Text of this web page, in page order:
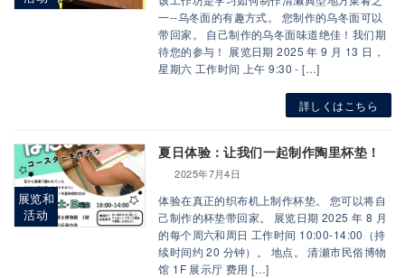
一--乌冬面的有趣方式。 您制作的乌冬面可以
带回家。 自己制作的乌冬面味道绝佳！我们期
待您的参与！ 展览日期 2025 年 9 月 13 日，
星期六 工作时间 上午 9:30 - […]
詳しくはこちら
展览和
活动
夏日体验：让我们一起制作陶里杯垫！
2025年7月4日
体验在真正的织布机上制作杯垫。 您可以将自
己制作的杯垫带回家。 展览日期 2025 年 8 月
的每个周六和周日 工作时间 10:00-14:00（持
续时间约 20 分钟）。 地点。 清瀬市民俗博物
馆 1F 展示厅 费用 […]